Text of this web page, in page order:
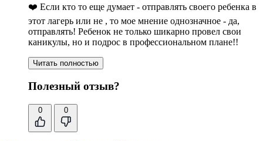
❤️ Если кто то еще думает - отправлять своего ребенка в
этот лагерь или не , то мое мнение однозначное - да,
отправлять! Ребенок не только шикарно провел свои
каникулы, но и подрос в профессиональном плане!!
Читать полностью
Полезный отзыв?
0 0